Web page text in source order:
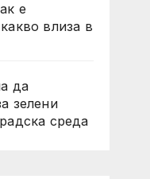
е
влиза в
да
зелени
среда